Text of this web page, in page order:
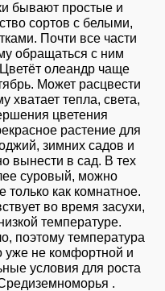
бывают простые и
сортов с белыми,
Почти все части
обращаться с ним
олеандр чаще
Может расцвести
хватает тепла, света,
цветения
растение для
зимних садов и
вынести в сад. В тех
суровый, можно
как комнатное.
во время засухи,
температуре.
поэтому температура
уже не комфортной и
условия для роста
.